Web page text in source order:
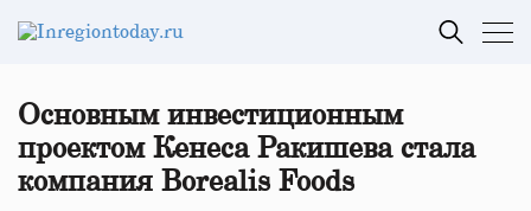
Основным инвестиционным
проектом Кенеса Ракишева стала
компания Borealis Foods